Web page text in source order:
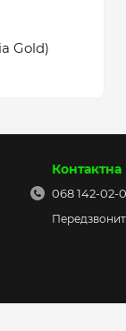
Gold)
Контактна
068 142-02-